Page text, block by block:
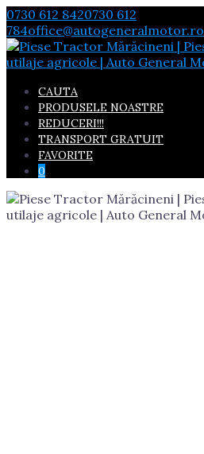
Skip
to
content
0730 612 8420730 612
784office@autogeneralmotor.ro
CAUTA
PRODUSELE NOASTRE
REDUCERI!!!
TRANSPORT GRATUIT
FAVORITE
0